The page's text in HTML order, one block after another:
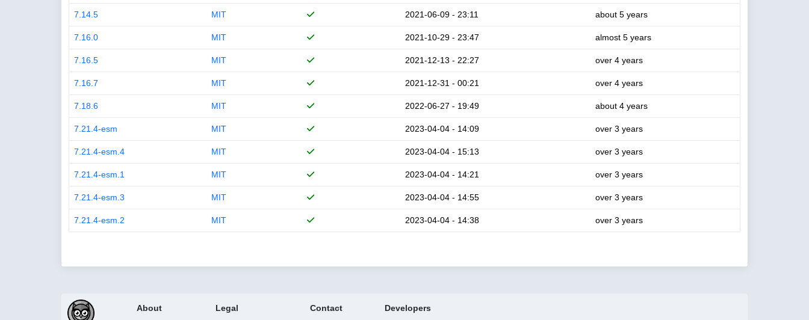
7.14.5 MIT 2021-06-09 - 23:11 about 5 years
7.16.0 MIT 2021-10-29 - 23:47 almost 5 years
7.16.5 MIT 2021-12-13 - 22:27 over 4 years
7.16.7 MIT 2021-12-31 - 00:21 over 4 years
7.18.6 MIT 2022-06-27 - 19:49 about 4 years
7.21.4-esm MIT 2023-04-04 - 14:09 over 3 years
7.21.4-esm.4 MIT 2023-04-04 - 15:13 over 3 years
7.21.4-esm.1 MIT 2023-04-04 - 14:21 over 3 years
7.21.4-esm.3 MIT 2023-04-04 - 14:55 over 3 years
7.21.4-esm.2 MIT 2023-04-04 - 14:38 over 3 years
About Legal Contact Developers